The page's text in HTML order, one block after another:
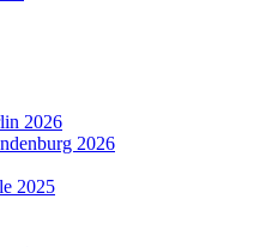
2026
2026
2025